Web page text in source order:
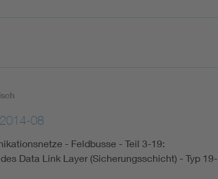
08
- Feldbusse - Teil 3-19:
Data Link Layer (Sicherungsschicht) - Typ 19-